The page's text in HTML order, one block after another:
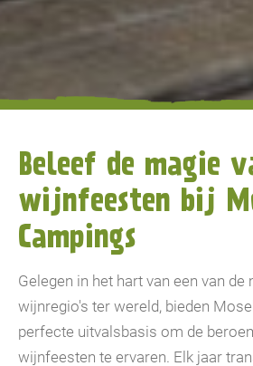
Beleef de magie
wijnfeesten bij
Campings
Gelegen in het hart van een van
wijnregio's ter wereld, bieden
perfecte uitvalsbasis om de
wijnfeesten te ervaren. Elk jaar